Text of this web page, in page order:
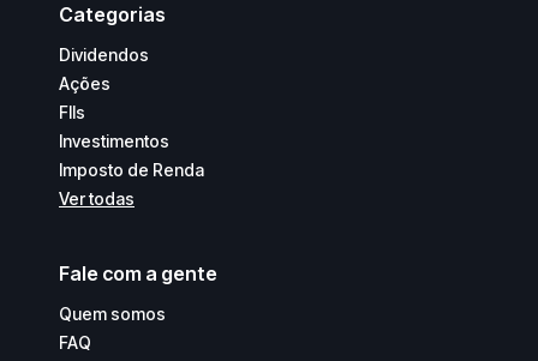
Categorias
Dividendos
Ações
FIIs
Investimentos
Imposto de Renda
Ver todas
Fale com a gente
Quem somos
FAQ